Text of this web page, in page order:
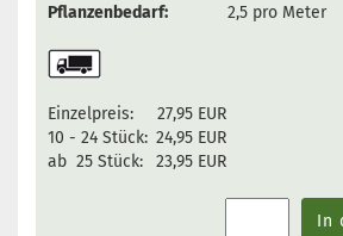
Pflanzenbedarf:
2,5 pro Meter
Einzelpreis:
27,95 EUR
10 - 24 Stück: 24,95 EUR
ab 25 Stück:
23,95 EUR
In